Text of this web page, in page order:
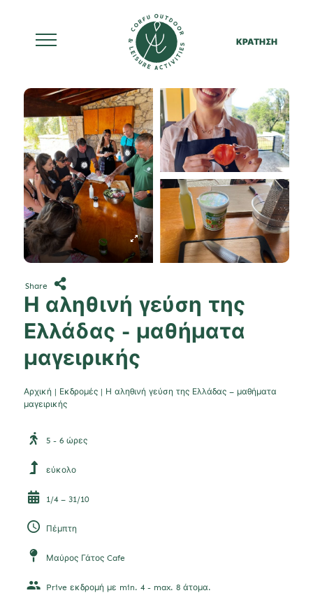
content
ΚΡΑΤΗΣΗ
Η αληθινή γεύση της
Ελλάδας - μαθήματα
μαγειρικής
Αρχική | Εκδρομές| Η αληθινή γεύση της Ελλάδας – μαθήματα
μαγειρικής
Share
5 - 6 ώρες
εύκολο
1/4 – 31/10
Πέμπτη
Μαύρος Γάτος Cafe
Prive εκδρομή με min. 4 - max. 8 άτομα.